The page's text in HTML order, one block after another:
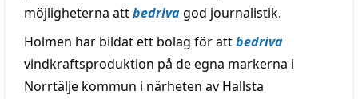
möjligheterna attbedrivagod journalistik.
Holmen har bildat ett bolag för attbedriva
vindkraftsproduktion på de egna markerna i
Norrtälje kommun i närheten av Hallsta